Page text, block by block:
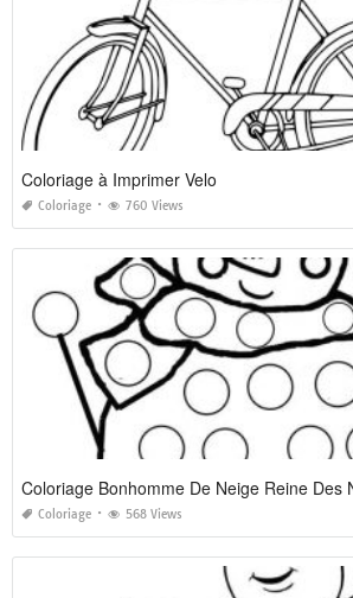
Coloriage à Imprimer Velo
Coloriage 760 Views
Coloriage Bonhomme De Neige Reine Des
Coloriage 568 Views